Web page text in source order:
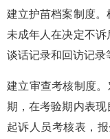
建立护苗档案制度
未成年人在决定不
谈话记录和回访记录
建立审查考核制度
期，在考验期内表
起诉人员考核表，